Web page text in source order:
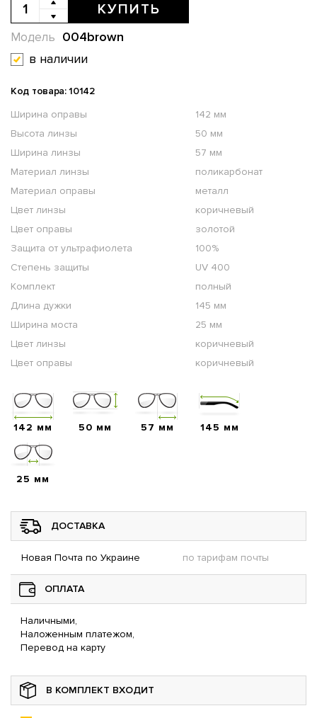
КУПИТЬ
004brown
Модель
в наличии
Код товара: 10142
Ширина оправы
142 мм
Высота линзы
50 мм
Ширина линзы
57 мм
Материал линзы
поликарбонат
Материал оправы
металл
Цвет линзы
коричневый
Цвет оправы
золотой
Защита от ультрафиолета
100%
Степень защиты
UV 400
Комплект
полный
Длина дужки
145 мм
Ширина моста
25 мм
Цвет линзы
коричневый
Цвет оправы
коричневый
142 мм 50 мм 57 мм 145 мм
25 мм
ДОСТАВКА
Новая Почта по Украине по тарифам почты
ОПЛАТА
Наличными,
Наложенным платежом,
Перевод на карту
В КОМПЛЕКТ ВХОДИТ